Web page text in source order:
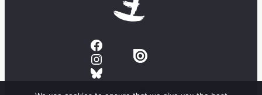
Facebook
Instagram
Bluesky